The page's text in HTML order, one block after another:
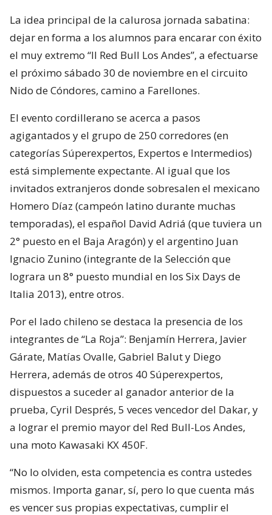
La idea principal de la calurosa jornada sabatina:
dejar en forma a los alumnos para encarar con éxito
el muy extremo “II Red Bull Los Andes”, a efectuarse
el próximo sábado 30 de noviembre en el circuito
Nido de Cóndores, camino a Farellones.
El evento cordillerano se acerca a pasos
agigantados y el grupo de 250 corredores (en
categorías Súperexpertos, Expertos e Intermedios)
está simplemente expectante. Al igual que los
invitados extranjeros donde sobresalen el mexicano
Homero Díaz (campeón latino durante muchas
temporadas), el español David Adriá (que tuviera un
2° puesto en el Baja Aragón) y el argentino Juan
Ignacio Zunino (integrante de la Selección que
lograra un 8° puesto mundial en los Six Days de
Italia 2013), entre otros.
Por el lado chileno se destaca la presencia de los
integrantes de “La Roja”: Benjamín Herrera, Javier
Gárate, Matías Ovalle, Gabriel Balut y Diego
Herrera, además de otros 40 Súperexpertos,
dispuestos a suceder al ganador anterior de la
prueba, Cyril Després, 5 veces vencedor del Dakar, y
a lograr el premio mayor del Red Bull-Los Andes,
una moto Kawasaki KX 450F.
“No lo olviden, esta competencia es contra ustedes
mismos. Importa ganar, sí, pero lo que cuenta más
es vencer sus propias expectativas, cumplir el